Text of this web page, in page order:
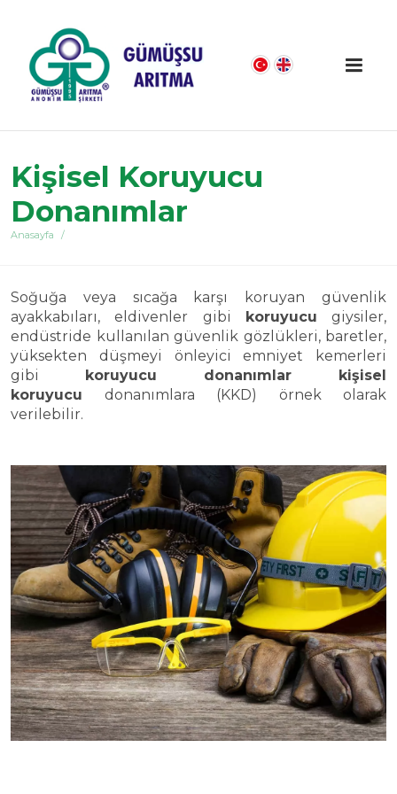
Kişisel Koruyucu
Donanımlar
Anasayfa
Soğuğa veya sıcağa karşı koruyan güvenlik
ayakkabıları, eldivenler gibi koruyucu giysiler,
endüstride kullanılan güvenlik gözlükleri, baretler,
yüksekten düşmeyi önleyici emniyet kemerleri
gibi koruyucu donanımlar kişisel
koruyucu donanımlara (KKD) örnek olarak
verilebilir.